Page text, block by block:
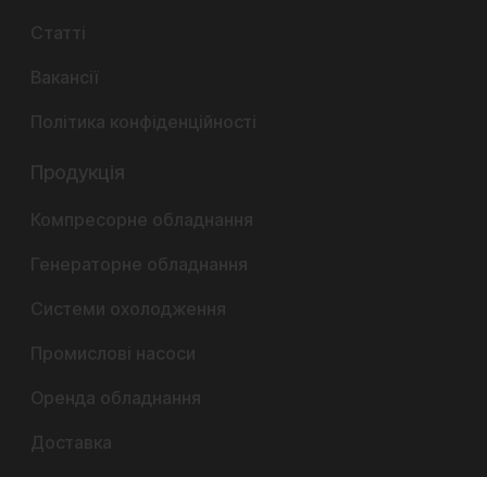
Статті
Вакансії
Політика конфіденційності
Продукція
Компресорне обладнання
Генераторне обладнання
Системи охолодження
Промислові насоси
Оренда обладнання
Доставка